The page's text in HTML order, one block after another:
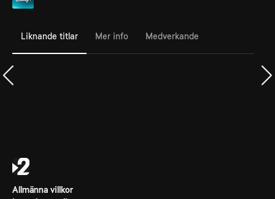
Liknande titlar Mer info Medverkande
Allmänna villkor